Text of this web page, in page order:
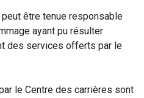
peut être tenue responsable
ayant pu résulter
des services offerts par le
le Centre des carrières sont